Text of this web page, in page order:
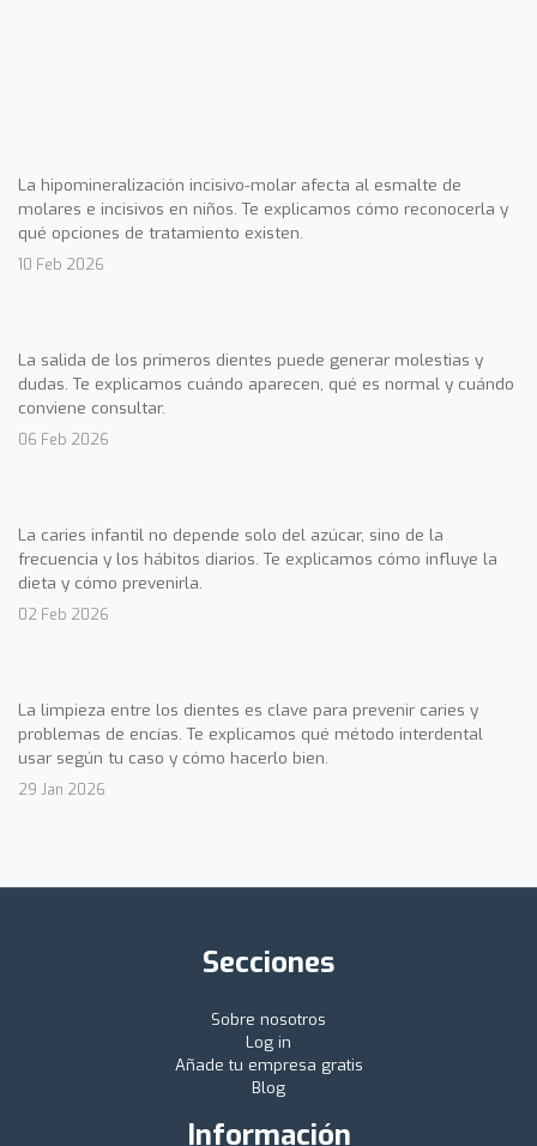
La hipomineralización incisivo-molar afecta al esmalte de
molares e incisivos en niños. Te explicamos cómo reconocerla y
qué opciones de tratamiento existen.
10 Feb 2026
La salida de los primeros dientes puede generar molestias y
dudas. Te explicamos cuándo aparecen, qué es normal y cuándo
conviene consultar.
06 Feb 2026
La caries infantil no depende solo del azúcar, sino de la
frecuencia y los hábitos diarios. Te explicamos cómo influye la
dieta y cómo prevenirla.
02 Feb 2026
La limpieza entre los dientes es clave para prevenir caries y
problemas de encías. Te explicamos qué método interdental
usar según tu caso y cómo hacerlo bien.
29 Jan 2026
Secciones
Sobre nosotros
Log in
Añade tu empresa gratis
Blog
Información